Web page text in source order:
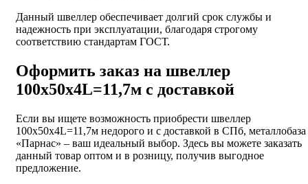
Данный швеллер обеспечивает долгий срок службы и
надежность при эксплуатации, благодаря строгому
соответствию стандартам ГОСТ.
Оформить заказ на швеллер
100х50х4L=11,7м с доставкой
Если вы ищете возможность приобрести швеллер
100х50х4L=11,7м недорого и с доставкой в СПб, металлобаза
«Парнас» – ваш идеальный выбор. Здесь вы можете заказать
данный товар оптом и в розницу, получив выгодное
предложение.